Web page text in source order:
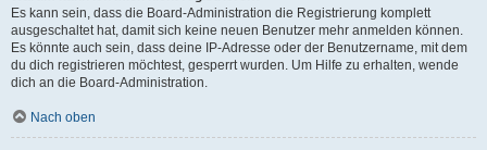
Es kann sein, dass die Board-Administration die Registrierung komplett
ausgeschaltet hat, damit sich keine neuen Benutzer mehr anmelden können.
Es könnte auch sein, dass deine IP-Adresse oder der Benutzername, mit dem
du dich registrieren möchtest, gesperrt wurden. Um Hilfe zu erhalten, wende
dich an die Board-Administration.
Nach oben